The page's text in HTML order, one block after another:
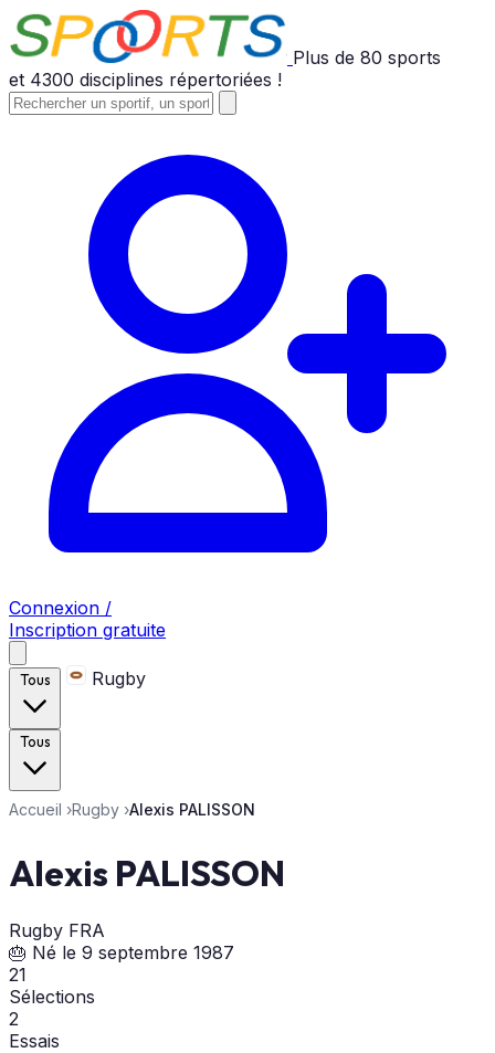
Plus de 80 sports
et 4300 disciplines répertoriées !
Connexion /
Inscription gratuite
Tous Rugby
Tous
Accueil ›Rugby ›Alexis PALISSON
Alexis PALISSON
Rugby FRA
🎂 Né le 9 septembre 1987
21
Sélections
2
Essais